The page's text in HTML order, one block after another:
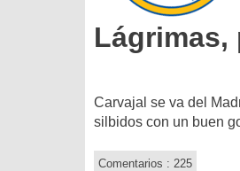
Lágrimas,
Carvajal se va del
silbidos con un buen
Comentarios : 225